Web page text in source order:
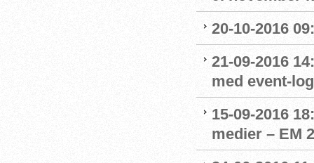
20-10-2016
21-09-2016
med event-
15-09-2016
medier – EM